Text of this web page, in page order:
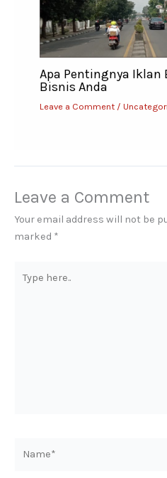
Apa Pentingnya
Bisnis Anda
Leave a Comment /
Leave a Comment
Your email address will not be
marked *
here..